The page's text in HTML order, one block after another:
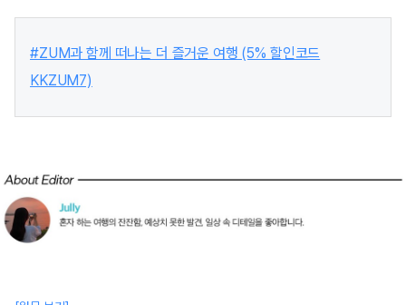
#ZUM과 함께 떠나는 더 즐거운 여행 (5% 할인코드
KKZUM7)